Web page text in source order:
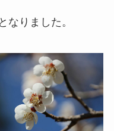
なりました。